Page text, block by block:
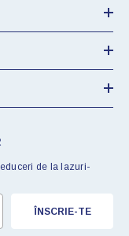
de la Iazuri-
ÎNSCRIE-TE